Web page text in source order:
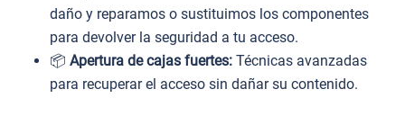
daño y reparamos o sustituimos los componentes
para devolver la seguridad a tu acceso.
📦 Apertura de cajas fuertes: Técnicas avanzadas
para recuperar el acceso sin dañar su contenido.